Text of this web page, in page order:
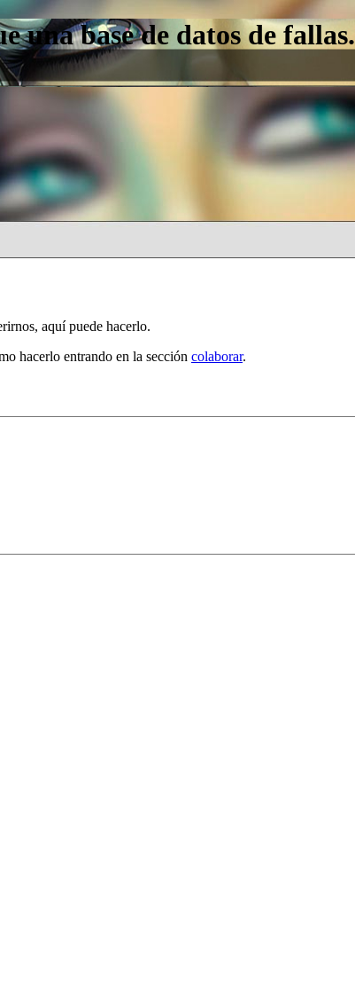
una base de datos de fallas.
aquí puede hacerlo.
hacerlo entrando en la sección colaborar.